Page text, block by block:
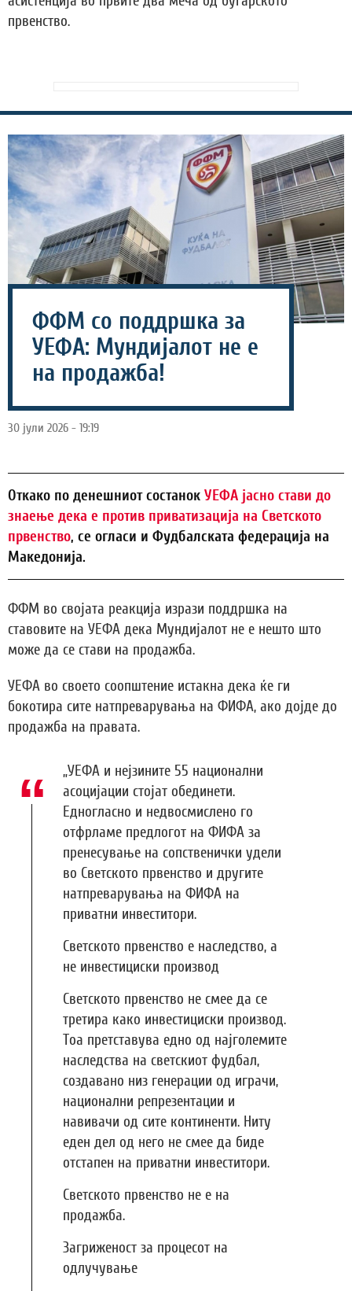
првенство.
ФФМ со поддршка за
УЕФА: Мундијалот не е
на продажба!
30 јули 2026 - 19:19
Откако по денешниот состанок УЕФА јасно стави до
знаење дека е против приватизација на Светското
првенство, се огласи и Фудбалската федерација на
Македонија.
ФФМ во својата реакција изрази поддршка на
ставовите на УЕФА дека Мундијалот не е нешто што
може да се стави на продажба.
УЕФА во своето соопштение истакна дека ќе ги
бокотира сите натпреварувања на ФИФА, ако дојде до
продажба на правата.
„УЕФА и нејзините 55 национални
асоцијации стојат обединети.
Едногласно и недвосмислено го
отфрламе предлогот на ФИФА за
пренесување на сопственички удели
во Светското првенство и другите
натпреварувања на ФИФА на
приватни инвеститори.
Светското првенство е наследство, а
не инвестициски производ
Светското првенство не смее да се
третира како инвестициски производ.
Тоа претставува едно од најголемите
наследства на светскиот фудбал,
создавано низ генерации од играчи,
национални репрезентации и
навивачи од сите континенти. Ниту
еден дел од него не смее да биде
отстапен на приватни инвеститори.
Светското првенство не е на
продажба.
Загриженост за процесот на
одлучување